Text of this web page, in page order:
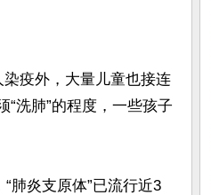
疫外，大量儿童也接连
“洗肺”的程度，一些孩子
肺炎支原体”已流行近3